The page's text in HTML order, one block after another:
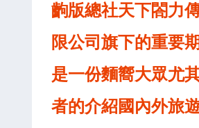
齣版總社天下閤力
限公司旗下的重要
是一份麵嚮大眾尤
者的介紹國內外旅